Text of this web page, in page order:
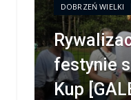
DOBRZEŃ WIELKI
festynie
Kup